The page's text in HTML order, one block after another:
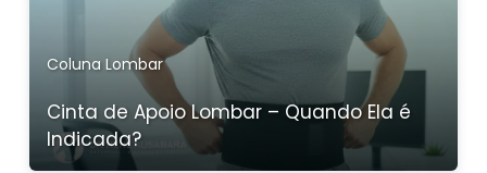
Coluna Lombar
Cinta de Apoio Lombar – Quando Ela é
Indicada?